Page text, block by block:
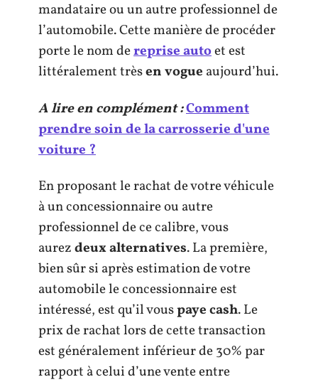
mandataire ou un autre professionnel de
l’automobile. Cette manière de procéder
porte le nom dereprise autoet est
littéralement trèsen vogue aujourd’hui.
A lire en complément :Comment
prendre soin de la carrosserie d'une
voiture ?
En proposant le rachat de votre véhicule
à un concessionnaire ou autre
professionnel de ce calibre, vous
aurezdeux alternatives. La première,
bien sûr si après estimation de votre
automobile le concessionnaire est
intéressé, est qu’il vouspaye cash. Le
prix de rachat lors de cette transaction
est généralement inférieur de 30% par
rapport à celui d’une vente entre